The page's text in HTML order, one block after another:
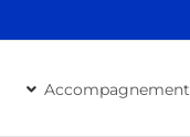
Accompagnement